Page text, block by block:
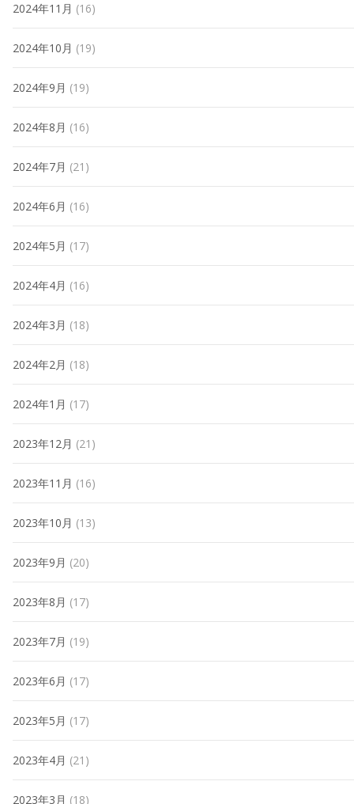
2024年11月 (16)
2024年10月 (19)
2024年9月 (19)
2024年8月 (16)
2024年7月 (21)
2024年6月 (16)
2024年5月 (17)
2024年4月 (16)
2024年3月 (18)
2024年2月 (18)
2024年1月 (17)
2023年12月 (21)
2023年11月 (16)
2023年10月 (13)
2023年9月 (20)
2023年8月 (17)
2023年7月 (19)
2023年6月 (17)
2023年5月 (17)
2023年4月 (21)
2023年3月 (18)